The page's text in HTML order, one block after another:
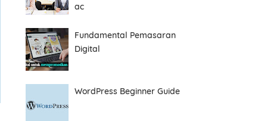
ac
Fundamental Pemasaran
Digital
WordPress Beginner Guide